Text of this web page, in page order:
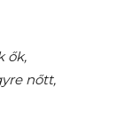
ők,
nőtt,